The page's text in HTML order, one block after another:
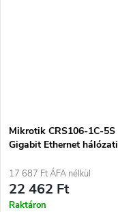
Mikrotik CRS106-1C-5S
Gigabit Ethernet hálózati
over Ethernet (PoE)
támogatással, fehér
17 687 Ft ÁFA nélkül
22 462 Ft
Raktáron